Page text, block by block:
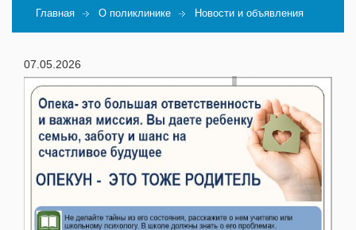
Главная О поликлинике Новости и объявления
07.05.2026